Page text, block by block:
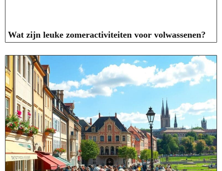
Wat zijn leuke zomeractiviteiten voor volwassenen?